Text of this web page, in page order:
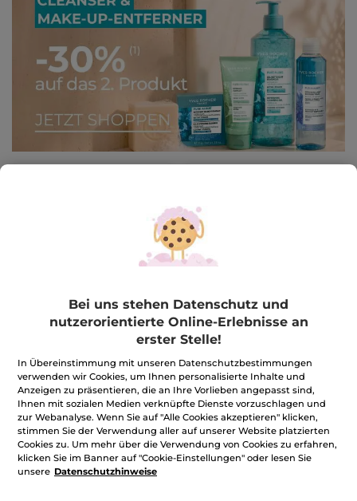
Buchweizen
400 ml
14,98€ / 1l
5,99€
IN DEN
WARENKORB
Algen aus der Bretagne
Roll-on 50 ml
138,00€ / 1l
6,90€
IN DEN
WARENKORB
Bei uns stehen Datenschutz und
nutzerorientierte Online-Erlebnisse an
erster Stelle!
In Übereinstimmung mit unseren Datenschutzbestimmungen
verwenden wir Cookies, um Ihnen personalisierte Inhalte und
Anzeigen zu präsentieren, die an Ihre Vorlieben angepasst sind,
Ihnen mit sozialen Medien verknüpfte Dienste vorzuschlagen und
zur Webanalyse. Wenn Sie auf "Alle Cookies akzeptieren" klicken,
stimmen Sie der Verwendung aller auf unserer Website platzierten
Cookies zu. Um mehr über die Verwendung von Cookies zu erfahren,
klicken Sie im Banner auf "Cookie-Einstellungen" oder lesen Sie
unsere Datenschutzhinweise